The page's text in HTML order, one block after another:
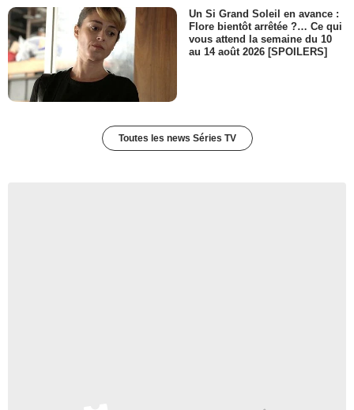
Un Si Grand Soleil en avance :
Flore bientôt arrêtée ?… Ce qui
vous attend la semaine du 10
au 14 août 2026 [SPOILERS]
Toutes les news Séries TV